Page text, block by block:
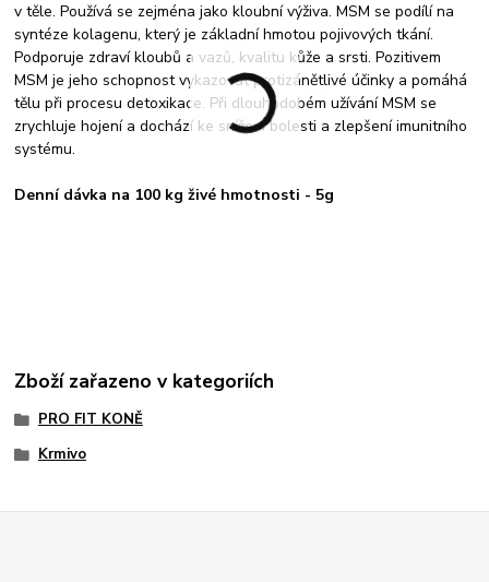
v těle. Používá se zejména jako kloubní výživa. MSM se podílí na
syntéze kolagenu, který je základní hmotou pojivových tkání.
Podporuje zdraví kloubů a vazů, kvalitu kůže a srsti. Pozitivem
MSM je jeho schopnost vykazovat protizánětlivé účinky a pomáhá
tělu při procesu detoxikace. Při dlouhodobém užívání MSM se
zrychluje hojení a dochází ke snížení bolesti a zlepšení imunitního
systému.
Denní dávka na 100 kg živé hmotnosti - 5g
Zboží zařazeno v kategoriích
PRO FIT KONĚ
Krmivo